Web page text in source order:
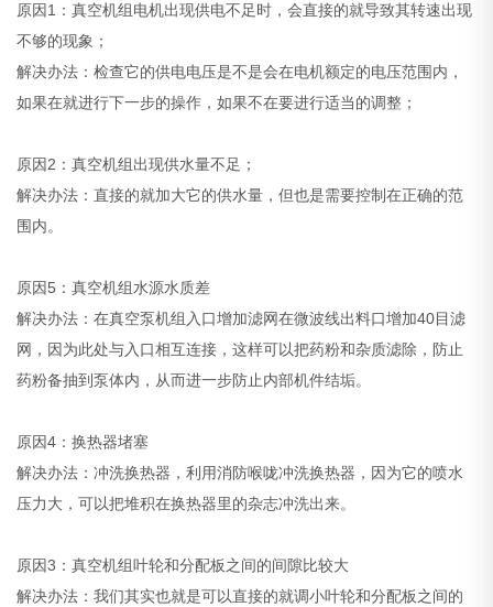
原因1：真空机组电机出现供电不足时，会直接的就导致其转速出现
不够的现象；
解决办法：检查它的供电电压是不是会在电机额定的电压范围内，
如果在就进行下一步的操作，如果不在要进行适当的调整；
原因2：真空机组出现供水量不足；
解决办法：直接的就加大它的供水量，但也是需要控制在正确的范
围内。
原因5：真空机组水源水质差
解决办法：在真空泵机组入口增加滤网在微波线出料口增加40目滤
网，因为此处与入口相互连接，这样可以把药粉和杂质滤除，防止
药粉备抽到泵体内，从而进一步防止内部机件结垢。
原因4：换热器堵塞
解决办法：冲洗换热器，利用消防喉咙冲洗换热器，因为它的喷水
压力大，可以把堆积在换热器里的杂志冲洗出来。
原因3：真空机组叶轮和分配板之间的间隙比较大
解决办法：我们其实也就是可以直接的就调小叶轮和分配板之间的